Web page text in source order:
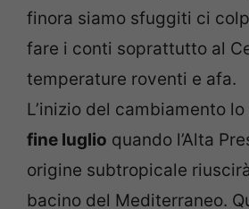
finora siamo sfuggiti ci
fare i conti soprattutto al
temperature roventi e afa.
L’inizio del cambiamento
fine luglio quando l’Alta
origine subtropicale
bacino del Mediterraneo.